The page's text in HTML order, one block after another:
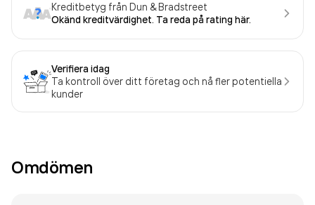
Kreditbetyg från Dun & Bradstreet
Okänd kreditvärdighet. Ta reda på rating här.
Verifiera idag
Ta kontroll över ditt företag och nå fler potentiella
kunder
Omdömen